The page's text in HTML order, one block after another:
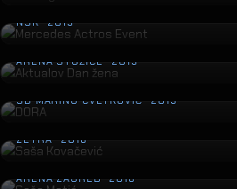
Mercedes Actros Event
NSK · 2019
Aktualov Dan žena
ARENA STOŽICE · 2019
DORA
SD MARINO CVETKOVIĆ · 2019
Saša Kovačević
ZETRA · 2018
Saša Matić
ARENA ZAGREB · 2018